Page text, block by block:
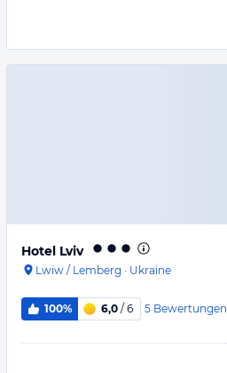
Hotel Lviv
Lwiw / Lemberg · Ukraine
100% 6,0 / 6 5 Bewertungen